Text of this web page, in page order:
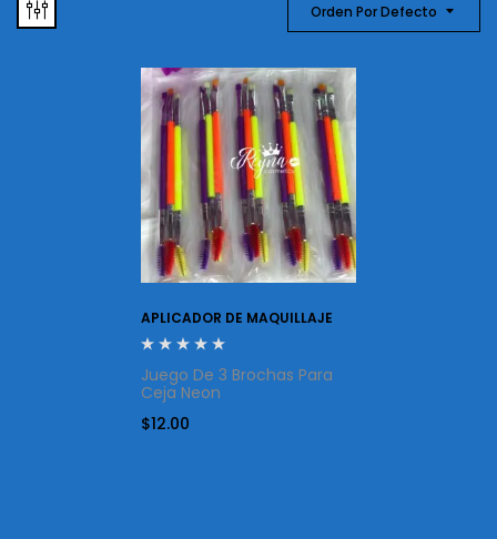
Orden Por Defecto
APLICADOR DE MAQUILLAJE
Juego De 3 Brochas Para
Ceja Neon
$12.00